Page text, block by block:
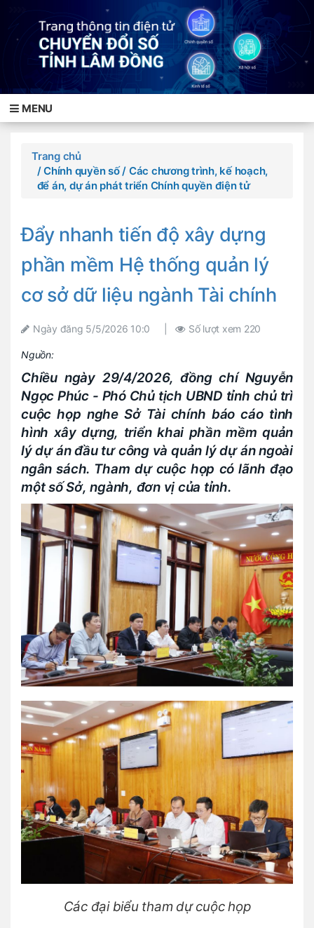
MENU
Trang chủ
/ Chính quyền số/ Các chương trình, kế hoạch,
để án, dự án phát triển Chính quyền điện tử
Đẩy nhanh tiến độ xây dựng
phần mềm Hệ thống quản lý
cơ sở dữ liệu ngành Tài chính
Ngày đăng 5/5/2026 10:0 Số lượt xem 220
Nguồn:
Chiều ngày 29/4/2026, đồng chí Nguyễn
Ngọc Phúc - Phó Chủ tịch UBND tỉnh chủ trì
cuộc họp nghe Sở Tài chính báo cáo tình
hình xây dựng, triển khai phần mềm quản
lý dự án đầu tư công và quản lý dự án ngoài
ngân sách. Tham dự cuộc họp có lãnh đạo
một số Sở, ngành, đơn vị của tỉnh.
Các đại biểu tham dự cuộc họp